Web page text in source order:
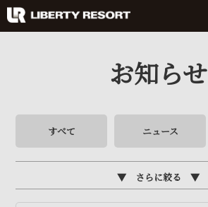
お知らせ
すべて ニュース
さらに絞る